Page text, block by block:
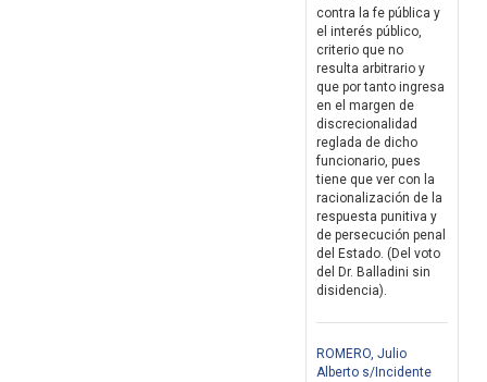
contra la fe pública y
el interés público,
criterio que no
resulta arbitrario y
que por tanto ingresa
en el margen de
discrecionalidad
reglada de dicho
funcionario, pues
tiene que ver con la
racionalización de la
respuesta punitiva y
de persecución penal
del Estado. (Del voto
del Dr. Balladini sin
disidencia).
ROMERO, Julio
Alberto s/Incidente